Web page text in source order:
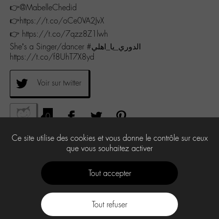
👉@MabelleChedid
👉https://t.co/oCe0VA2JvX
👉 https://t.co/7qzz8Z1lwh
She’s a Singer/dancer #الدوري_يا_اهلي
https://t.co/f8UhT7X8yd
Voir sur twitter
0
Ce site utilise des cookies et vous donne le contrôle sur ceux
que vous souhaitez activer
Tout accepter
Tout refuser